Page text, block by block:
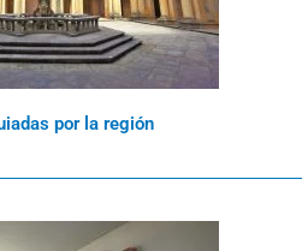
por la región